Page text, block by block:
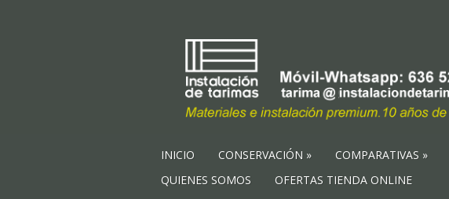
INICIO CONSERVACIÓN COMPARATIVAS
QUIENES SOMOS
OFERTAS TIENDA ONLINE